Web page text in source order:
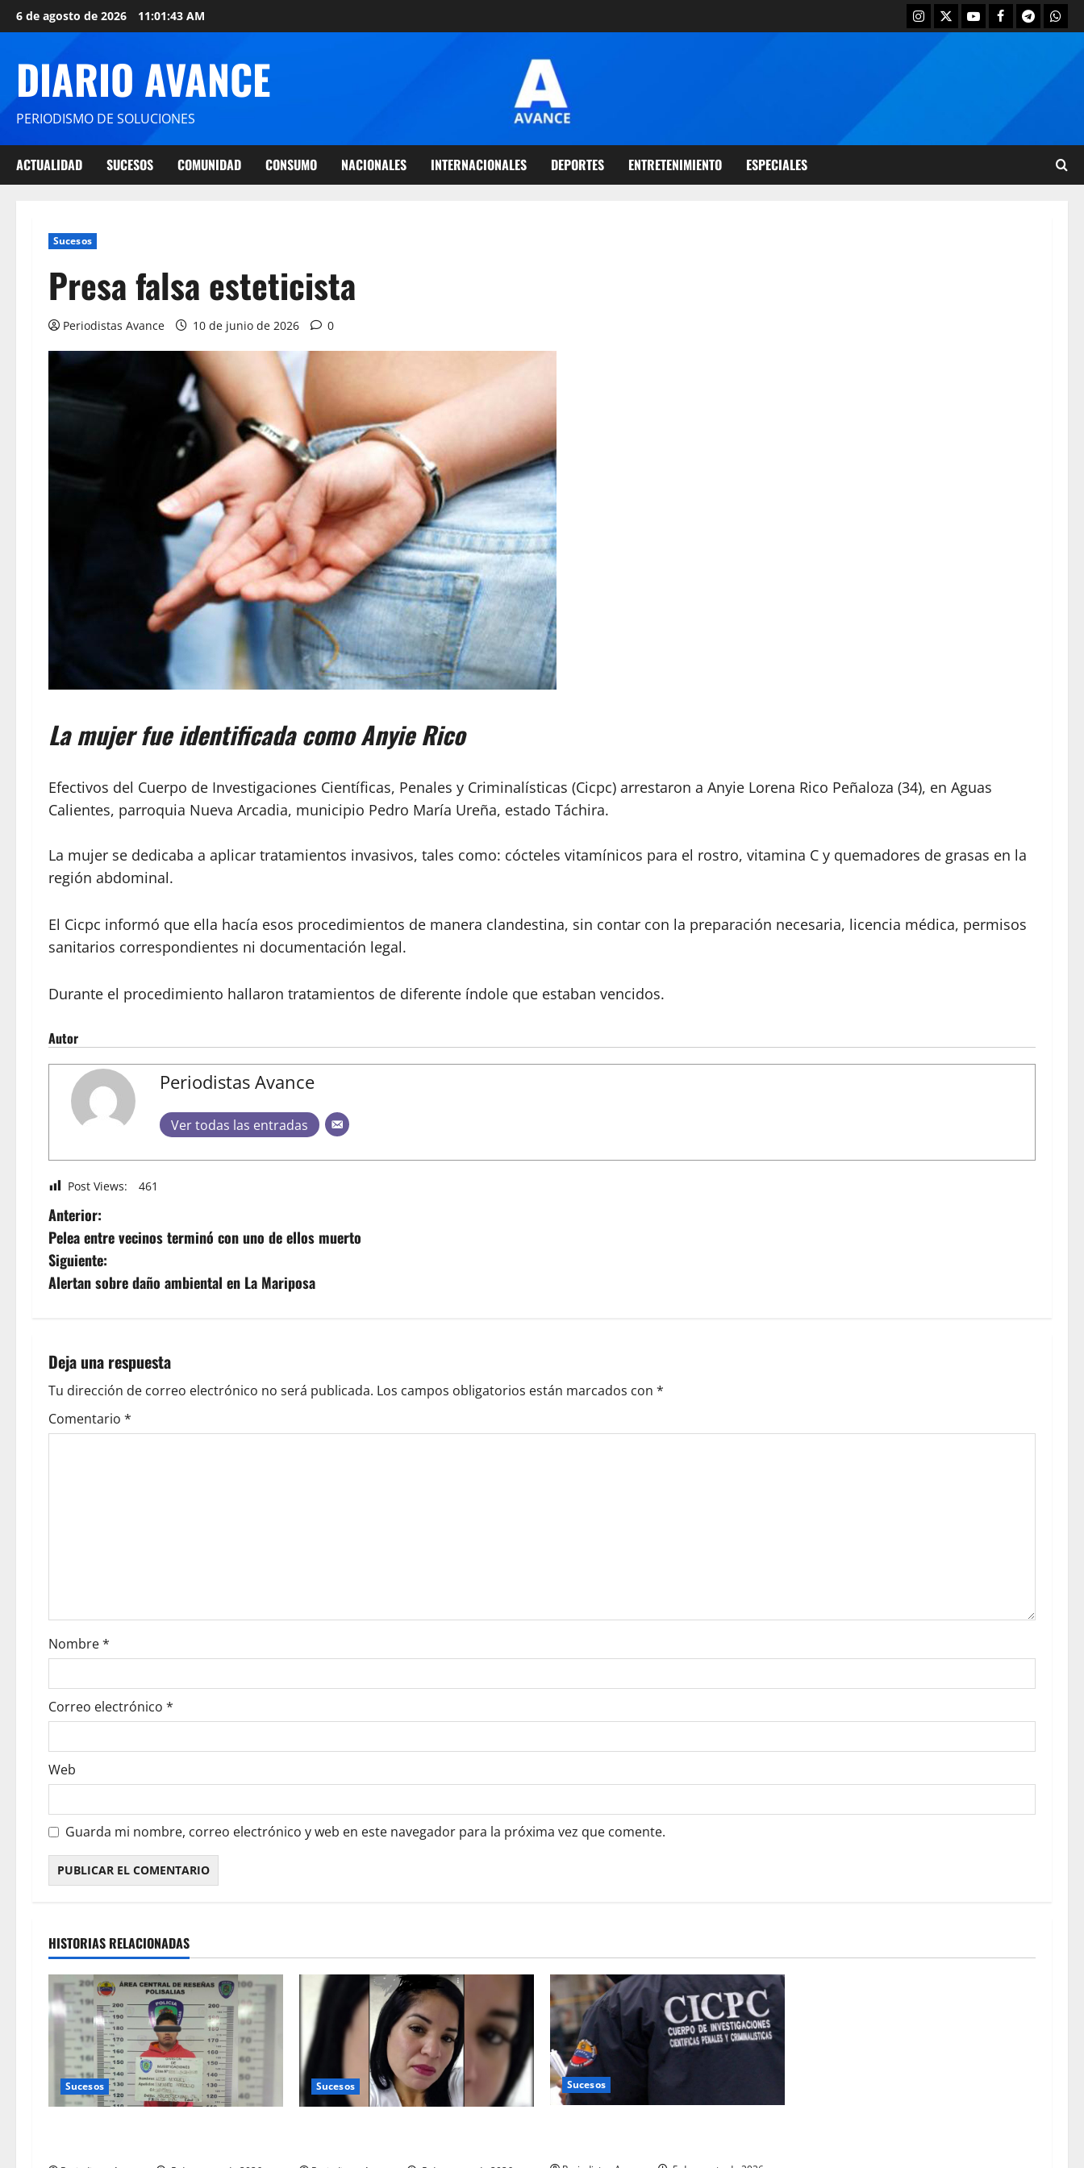
6 de agosto de 2026 11:01:44 AM
DIARIO AVANCE
PERIODISMO DE SOLUCIONES
ACTUALIDAD SUCESOS COMUNIDAD CONSUMO NACIONALES INTERNACIONALES DEPORTES ENTRETENIMIENTO ESPECIALES
Sucesos
Presa falsa esteticista
Periodistas Avance 10 de junio de 2026 0
La mujer fue identificada como Anyie Rico
Efectivos del Cuerpo de Investigaciones Científicas, Penales y Criminalísticas (Cicpc) arrestaron a Anyie Lorena Rico Peñaloza (34), en Aguas
Calientes, parroquia Nueva Arcadia, municipio Pedro María Ureña, estado Táchira.
La mujer se dedicaba a aplicar tratamientos invasivos, tales como: cócteles vitamínicos para el rostro, vitamina C y quemadores de grasas en la
región abdominal.
El Cicpc informó que ella hacía esos procedimientos de manera clandestina, sin contar con la preparación necesaria, licencia médica, permisos
sanitarios correspondientes ni documentación legal.
Durante el procedimiento hallaron tratamientos de diferente índole que estaban vencidos.
Autor
Periodistas Avance
Ver todas las entradas
Post Views: 461
Anterior:
Pelea entre vecinos terminó con uno de ellos muerto
Siguiente:
Alertan sobre daño ambiental en La Mariposa
Deja una respuesta
Tu dirección de correo electrónico no será publicada. Los campos obligatorios están marcados con *
Comentario *
Nombre*
Correo electrónico *
Web
Guarda mi nombre, correo electrónico y web en este navegador para la próxima vez que comente.
HISTORIAS RELACIONADAS
Sucesos Sucesos Sucesos